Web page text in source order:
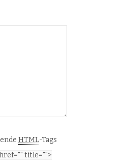
HTML-Tags
title="">